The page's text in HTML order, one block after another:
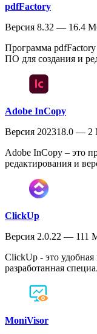
pdfFactory
Версия 8.32 — 16.4
Программа
ПО для создания и
Adobe InCopy
Версия 202318.0 —
Adobe InCopy – это
редактирования и
ClickUp
Версия 2.0.22 — 111
ClickUp - это
разработанная
MoniVisor